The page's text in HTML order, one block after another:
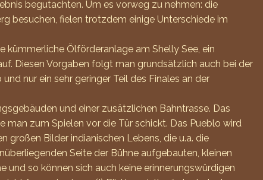
begutachten. Um es vorweg zu nehmen: die
besuchen, fielen trotzdem einige Unterschiede im
kümmerliche Ölförderanlage am Shelly See, ein
Diesen Vorgaben folgt man grundsätzlich auch bei der
nur ein sehr geringer Teil des Finales an der
und einer zusätzlichen Bahntrasse. Das
zum Spielen vor die Tür schickt. Das Pueblo wird
großen Bilder indianischen Lebens, die u.a. die
Seite der Bühne aufgebauten, kleinen
so können sich auch keine erinnerungswürdigen